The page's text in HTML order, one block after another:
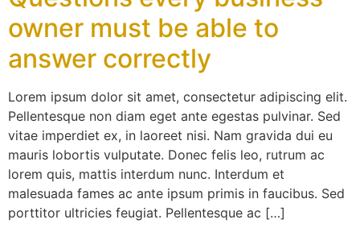
owner must be able to
answer correctly
Lorem ipsum dolor sit amet, consectetur adipiscing elit.
Pellentesque non diam eget ante egestas pulvinar. Sed
vitae imperdiet ex, in laoreet nisi. Nam gravida dui eu
mauris lobortis vulputate. Donec felis leo, rutrum ac
lorem quis, mattis interdum nunc. Interdum et
malesuada fames ac ante ipsum primis in faucibus. Sed
porttitor ultricies feugiat. Pellentesque ac […]